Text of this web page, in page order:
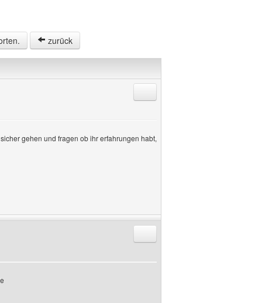
zurück
gehen und fragen ob ihr erfahrungen habt,